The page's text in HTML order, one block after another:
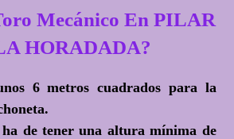
Mecánico En PILAR
HORADADA?
6 metros cuadrados para la
de tener una altura mínima de